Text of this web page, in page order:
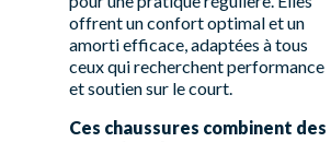
offrent un confort optimal et un
amorti efficace, adaptées à tous
ceux qui recherchent performance
et soutien sur le court.
Ces chaussures combinent des